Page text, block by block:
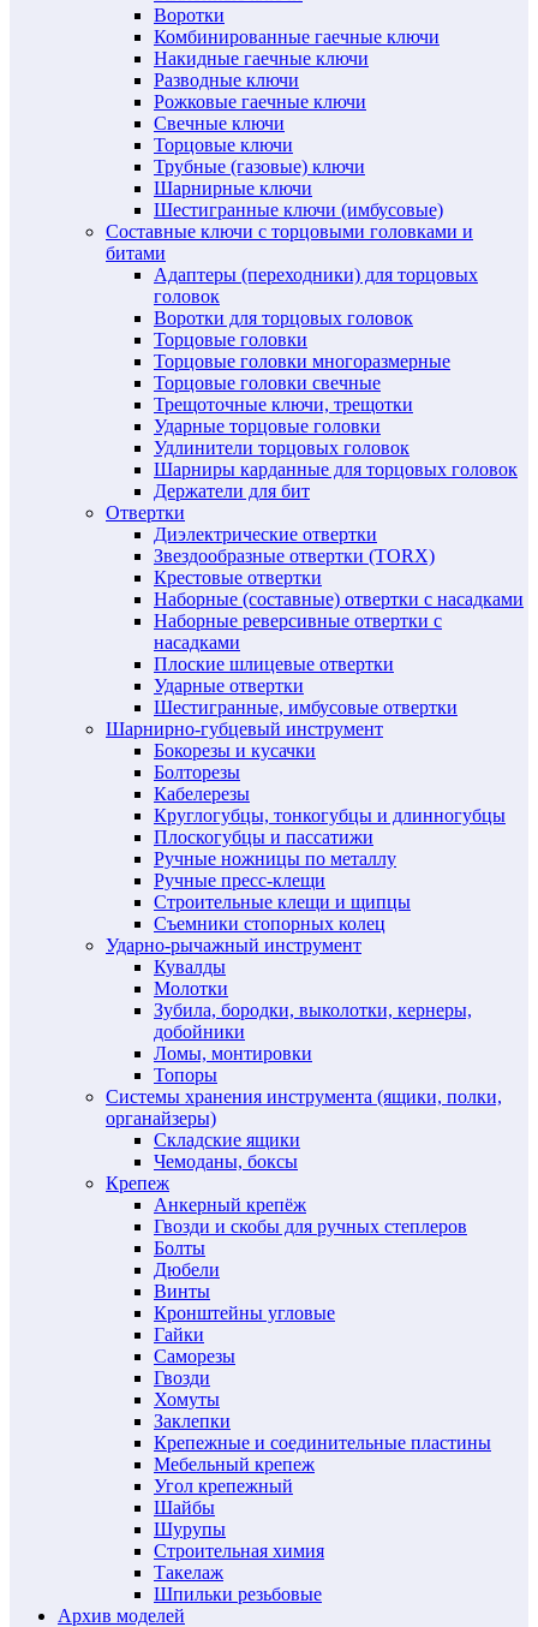
Воротки
Комбинированные гаечные ключи
Накидные гаечные ключи
Разводные ключи
Рожковые гаечные ключи
Свечные ключи
Торцовые ключи
Трубные (газовые) ключи
Шарнирные ключи
Шестигранные ключи (имбусовые)
Составные ключи с торцовыми головками и
битами
Адаптеры (переходники) для торцовых
головок
Воротки для торцовых головок
Торцовые головки
Торцовые головки многоразмерные
Торцовые головки свечные
Трещоточные ключи, трещотки
Ударные торцовые головки
Удлинители торцовых головок
Шарниры карданные для торцовых головок
Держатели для бит
Отвертки
Диэлектрические отвертки
Звездообразные отвертки (TORX)
Крестовые отвертки
Наборные (составные) отвертки с насадками
Наборные реверсивные отвертки с
насадками
Плоские шлицевые отвертки
Ударные отвертки
Шестигранные, имбусовые отвертки
Шарнирно-губцевый инструмент
Бокорезы и кусачки
Болторезы
Кабелерезы
Круглогубцы, тонкогубцы и длинногубцы
Плоскогубцы и пассатижи
Ручные ножницы по металлу
Ручные пресс-клещи
Строительные клещи и щипцы
Съемники стопорных колец
Ударно-рычажный инструмент
Кувалды
Молотки
Зубила, бородки, выколотки, кернеры,
добойники
Ломы, монтировки
Топоры
Системы хранения инструмента (ящики, полки,
органайзеры)
Складские ящики
Чемоданы, боксы
Крепеж
Анкерный крепёж
Гвозди и скобы для ручных степлеров
Болты
Дюбели
Винты
Кронштейны угловые
Гайки
Саморезы
Гвозди
Хомуты
Заклепки
Крепежные и соединительные пластины
Мебельный крепеж
Угол крепежный
Шайбы
Шурупы
Строительная химия
Такелаж
Шпильки резьбовые
Архив моделей